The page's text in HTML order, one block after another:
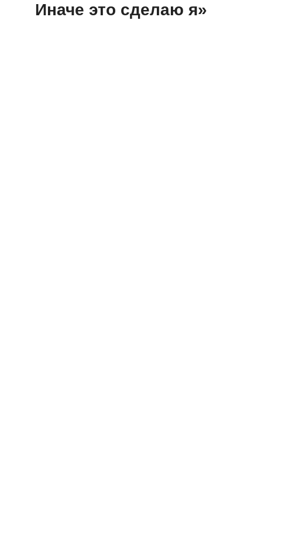
Иначе это сделаю я»